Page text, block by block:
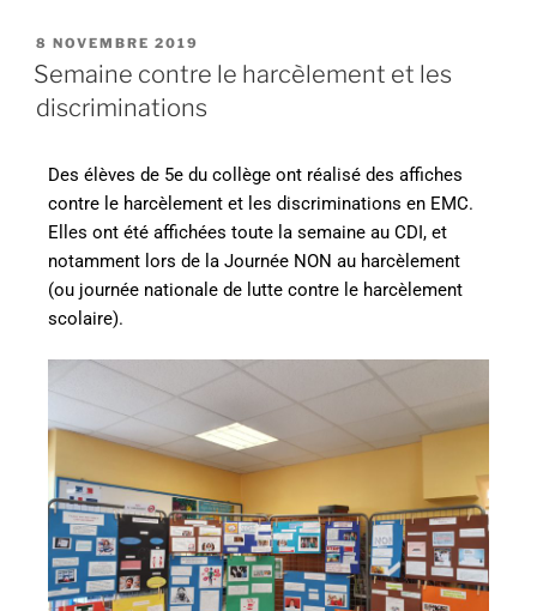
8 NOVEMBRE 2019
Semaine contre le harcèlement et les
discriminations
Des élèves de 5e du collège ont réalisé des affiches
contre le harcèlement et les discriminations en EMC.
Elles ont été affichées toute la semaine au CDI, et
notamment lors de la Journée NON au harcèlement
(ou journée nationale de lutte contre le harcèlement
scolaire).